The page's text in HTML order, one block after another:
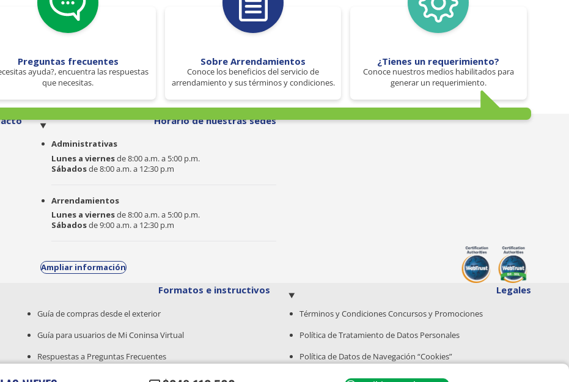
Preguntas frecuentes
ayuda?, encuentra las respuestas
que necesitas.
Sobre Arrendamientos
Conoce los beneficios del servicio de
arrendamiento y sus términos y condiciones.
¿Tienes un requerimiento?
Conoce nuestros medios habilitados para
generar un requerimiento.
Horario de nuestras sedes
Administrativas
Lunes a viernesde 8:00 a.m. a 5:00 p.m.
Sábadosde 8:00 a.m. a 12:30 p.m
Arrendamientos
Lunes a viernesde 8:00 a.m. a 5:00 p.m.
Sábadosde 9:00 a.m. a 12:30 p.m
Ampliar información
Formatos e instructivos
Guía de compras desde el exterior
Guía para usuarios de Mi Coninsa Virtual
Respuestas a Preguntas Frecuentes
Legales
Términos y Condiciones Concursos y Promociones
Política de Tratamiento de Datos Personales
Política de Datos de Navegación “Cookies”